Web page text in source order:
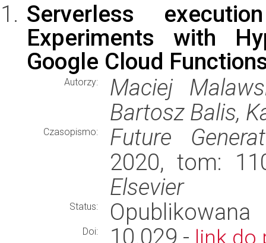
Serverless
Experiments with
Google Cloud
Autorzy:
Maciej
Bartosz Balis,
Czasopismo:
Future
2020, tom:
Elsevier
Status: Opublikowana
Doi: 10.029 - link do